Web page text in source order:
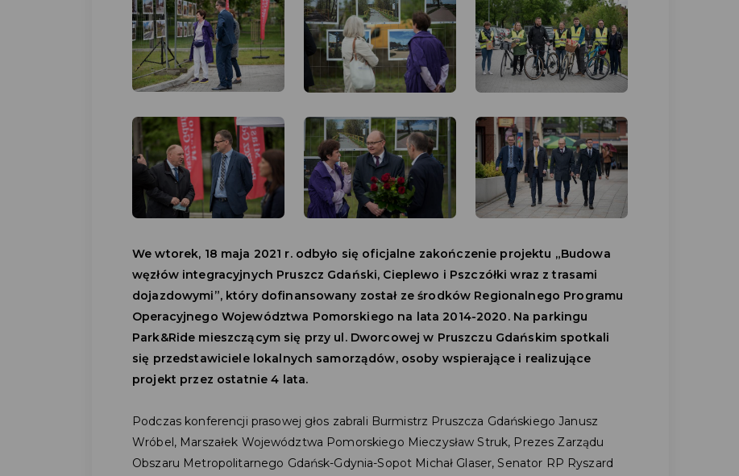
We wtorek, 18 maja 2021 r. odbyło się oficjalne zakończenie projektu „Budowa
węzłów integracyjnych Pruszcz Gdański, Cieplewo i Pszczółki wraz z trasami
dojazdowymi”, który dofinansowany został ze środków Regionalnego Programu
Operacyjnego Województwa Pomorskiego na lata 2014-2020. Na parkingu
Park&Ride mieszczącym się przy ul. Dworcowej w Pruszczu Gdańskim spotkali
się przedstawiciele lokalnych samorządów, osoby wspierające i realizujące
projekt przez ostatnie 4 lata.
Podczas konferencji prasowej głos zabrali Burmistrz Pruszcza Gdańskiego Janusz
Wróbel, Marszałek Województwa Pomorskiego Mieczysław Struk, Prezes Zarządu
Obszaru Metropolitarnego Gdańsk-Gdynia-Sopot Michał Glaser, Senator RP Ryszard